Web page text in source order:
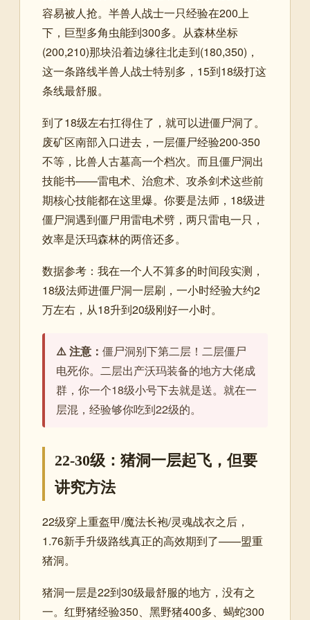
容易被人抢。半兽人战士一只经验在200上
下，巨型多角虫能到300多。从森林坐标
(200,210)那块沿着边缘往北走到(180,350)，
这一条路线半兽人战士特别多，15到18级打这
条线最舒服。
到了18级左右扛得住了，就可以进僵尸洞了。
废矿区南部入口进去，一层僵尸经验200-350
不等，比兽人古墓高一个档次。而且僵尸洞出
技能书——雷电术、治愈术、攻杀剑术这些前
期核心技能都在这里爆。你要是法师，18级进
僵尸洞遇到僵尸用雷电术劈，两只雷电一只，
效率是沃玛森林的两倍还多。
数据参考：我在一个人不算多的时间段实测，
18级法师进僵尸洞一层刷，一小时经验大约2
万左右，从18升到20级刚好一小时。
⚠️ 注意： 僵尸洞别下第二层！二层僵尸
电死你。二层出产沃玛装备的地方大佬成
群，你一个18级小号下去就是送。就在一
层混，经验够你吃到22级的。
22-30级：猪洞一层起飞，但要
讲究方法
22级穿上重盔甲/魔法长袍/灵魂战衣之后，
1.76新手升级路线真正的高效期到了——盟重
猪洞。
猪洞一层是22到30级最舒服的地方，没有之
一。红野猪经验350、黑野猪400多、蝎蛇300